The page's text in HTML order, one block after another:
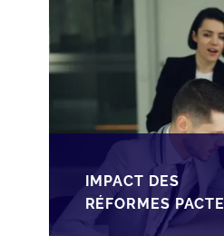
IMPACT DES
RÉFORMES PACTE
DUTREIL SUR LA